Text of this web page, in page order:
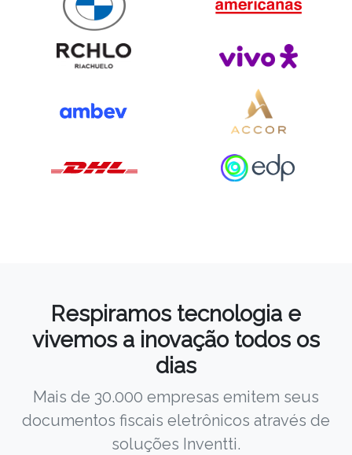
Respiramos tecnologia e
vivemos a inovação todos os
dias
Mais de 30.000 empresas emitem seus
documentos fiscais eletrônicos através de
soluções Inventti.